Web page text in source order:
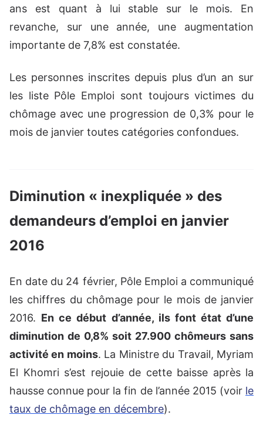
ans est quant à lui stable sur le mois. En
revanche, sur une année, une augmentation
importante de 7,8% est constatée.
Les personnes inscrites depuis plus d’un an sur
les liste Pôle Emploi sont toujours victimes du
chômage avec une progression de 0,3% pour le
mois de janvier toutes catégories confondues.
Diminution « inexpliquée » des
demandeurs d’emploi en janvier
2016
En date du 24 février, Pôle Emploi a communiqué
les chiffres du chômage pour le mois de janvier
2016. En ce début d’année, ils font état d’une
diminution de 0,8% soit 27.900 chômeurs sans
activité en moins. La Ministre du Travail, Myriam
El Khomri s’est rejouie de cette baisse après la
hausse connue pour la fin de l’année 2015 (voir le
taux de chômage en décembre).